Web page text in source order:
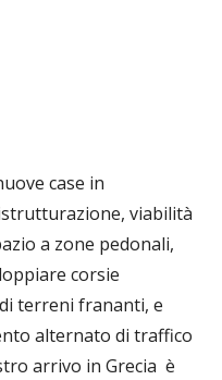
case in
viabilità
a zone pedonali,
corsie
terreni frananti, e
alternato di traffico
arrivo in Grecia è